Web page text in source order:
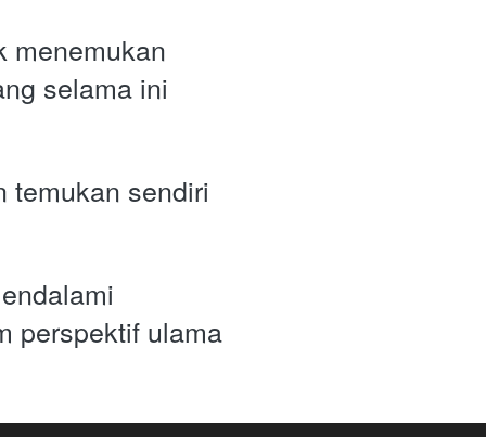
menemukan
selama ini
temukan sendiri
perspektif ulama